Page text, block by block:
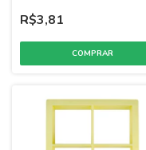
R$3,81